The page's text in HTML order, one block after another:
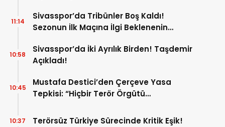
Sivasspor’da Tribünler Boş Kaldı!
Sezonun İlk Maçına İlgi Beklenenin
11:14
Sivasspor’da İki Ayrılık Birden! Taşdemir
Açıkladı!
10:58
Mustafa Destici’den Çerçeve Yasa
Tepkisi: “Hiçbir Terör Örgütü
Edilemez”
10:45
Terörsüz Türkiye Sürecinde Kritik Eşik!
10:37